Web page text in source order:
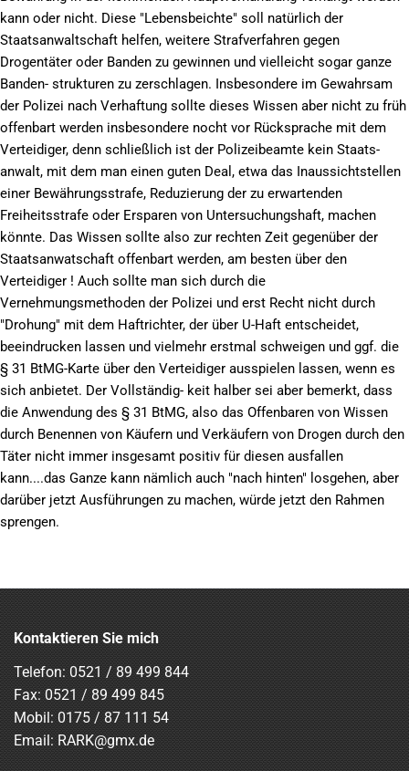
kann oder nicht. Diese "Lebensbeichte" soll natürlich der
Staatsanwaltschaft helfen, weitere Strafverfahren gegen
Drogentäter oder Banden zu gewinnen und vielleicht sogar ganze
Banden- strukturen zu zerschlagen. Insbesondere im Gewahrsam
der Polizei nach Verhaftung sollte dieses Wissen aber nicht zu früh
offenbart werden insbesondere nocht vor Rücksprache mit dem
Verteidiger, denn schließlich ist der Polizeibeamte kein Staats-
anwalt, mit dem man einen guten Deal, etwa das Inaussichtstellen
einer Bewährungsstrafe, Reduzierung der zu erwartenden
Freiheitsstrafe oder Ersparen von Untersuchungshaft, machen
könnte. Das Wissen sollte also zur rechten Zeit gegenüber der
Staatsanwatschaft offenbart werden, am besten über den
Verteidiger ! Auch sollte man sich durch die
Vernehmungsmethoden der Polizei und erst Recht nicht durch
"Drohung" mit dem Haftrichter, der über U-Haft entscheidet,
beeindrucken lassen und vielmehr erstmal schweigen und ggf. die
§ 31 BtMG-Karte über den Verteidiger ausspielen lassen, wenn es
sich anbietet. Der Vollständig- keit halber sei aber bemerkt, dass
die Anwendung des § 31 BtMG, also das Offenbaren von Wissen
durch Benennen von Käufern und Verkäufern von Drogen durch den
Täter nicht immer insgesamt positiv für diesen ausfallen
kann....das Ganze kann nämlich auch "nach hinten" losgehen, aber
darüber jetzt Ausführungen zu machen, würde jetzt den Rahmen
sprengen.
Kontaktieren Sie mich
Telefon: 0521 / 89 499 844
Fax: 0521 / 89 499 845
Mobil: 0175 / 87 111 54
Email: RARK@gmx.de